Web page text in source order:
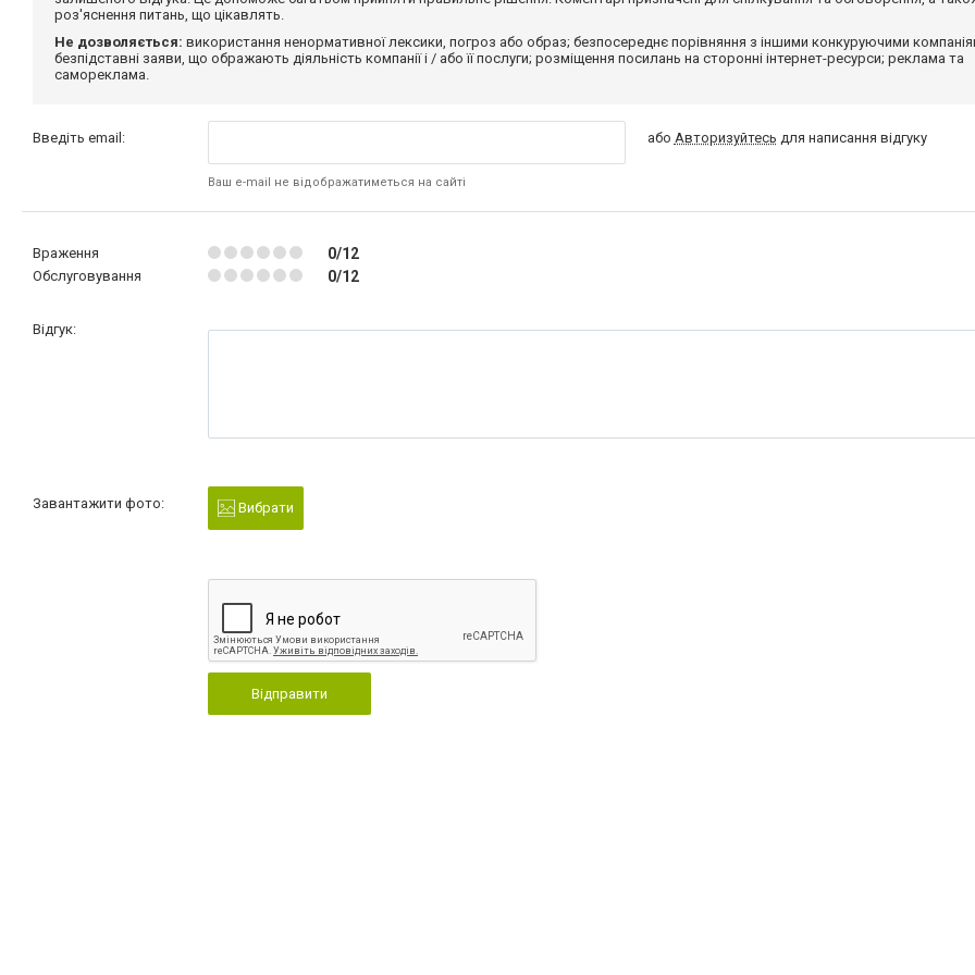
роз'яснення питань, що цікавлять.
Не дозволяється: використання ненормативної лексики, погроз або образ; безпосереднє порівняння з іншими конкуруючими
безпідставні заяви, що ображають діяльність компанії і / або її послуги; розміщення посилань на сторонні інтернет-ресурси; реклама та
самореклама.
Введіть email:
Ваш e-mail не відображатиметься на сайті
або Авторизуйтесь для написання відгуку
Враження 0/12
Обслуговування 0/12
Відгук:
Завантажити фото: Вибрати
Відправити